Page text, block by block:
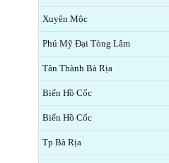
Xuyên Mộc
Phú Mỹ Đại Tòng Lâm
Tân Thành Bà Rịa
Biển Hồ Cốc
Biển Hồ Cốc
Tp Bà Rịa